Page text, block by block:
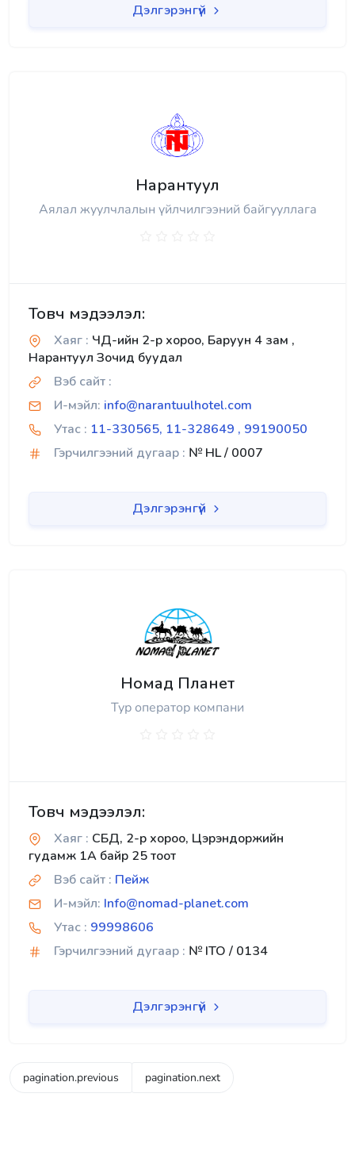
Дэлгэрэнгүй
Нарантуул
Аялал жуулчлалын үйлчилгээний байгууллага
Товч мэдээлэл:
Хаяг : ЧД-ийн 2-р хороо, Баруун 4 зам ,
Нарантуул Зочид буудал
Вэб сайт :
И-мэйл: info@narantuulhotel.com
Утас : 11-330565, 11-328649 , 99190050
Гэрчилгээний дугаар : № HL / 0007
Дэлгэрэнгүй
Номад Планет
Тур оператор компани
Товч мэдээлэл:
Хаяг : СБД, 2-р хороо, Цэрэндоржийн
гудамж 1А байр 25 тоот
Вэб сайт : Пейж
И-мэйл: Info@nomad-planet.com
Утас : 99998606
Гэрчилгээний дугаар : № ITO / 0134
Дэлгэрэнгүй
pagination.previous pagination.next